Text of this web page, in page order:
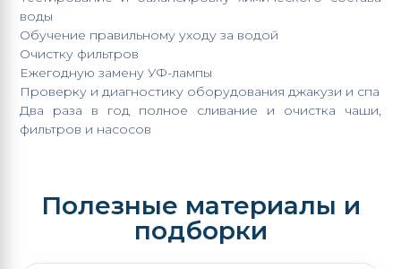
воды
Обучение правильному уходу за водой
Очистку фильтров
Ежегодную замену УФ-лампы
Проверку и диагностику оборудования джакузи и спа
Два раза в год полное сливание и очистка чаши,
фильтров и насосов
Полезные материалы и
подборки